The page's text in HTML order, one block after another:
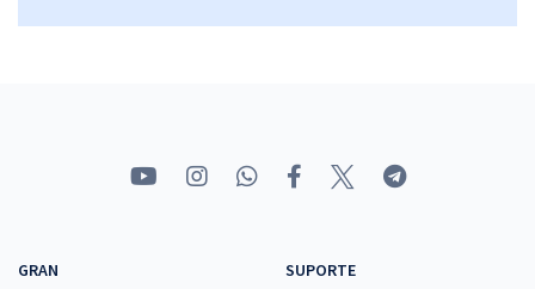
GRAN
SUPORTE